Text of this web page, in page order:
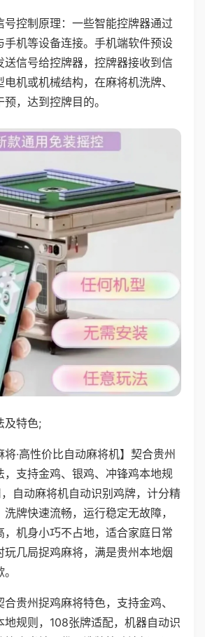
号控制原理：一些智能控牌器通过
手机等设备连接。手机端软件预设
送信号给控牌器，控牌器接收到信
机或机械结构，在麻将机洗牌、
，达到控牌目的。
及特色;
将·高性价比自动麻将机】契合贵州
，支持金鸡、银鸡、冲锋鸡本地规
自动麻将机自动识别鸡牌，计分精
牌快速流畅，运行稳定无故障，
，机身小巧不占地，适合家庭日常
玩几局捉鸡麻将，满是贵州本地烟
贵州捉鸡麻将特色，支持金鸡、
地规则，108张牌适配，机器自动识